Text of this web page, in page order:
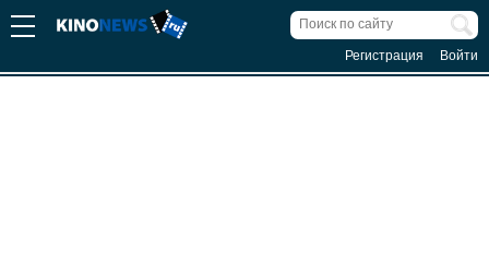
Регистрация Войти